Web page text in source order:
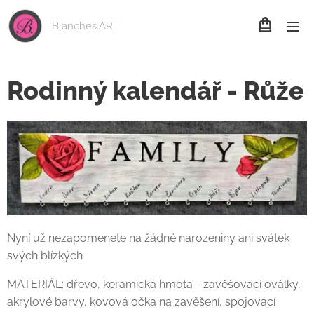
Blanches.ART
Rodinný kalendář - Růže
Nyní už nezapomenete na žádné narozeniny ani svátek
svých blízkých
MATERIÁL: dřevo, keramická hmota - zavěšovací oválky,
akrylové barvy, kovová očka na zavěšení, spojovací